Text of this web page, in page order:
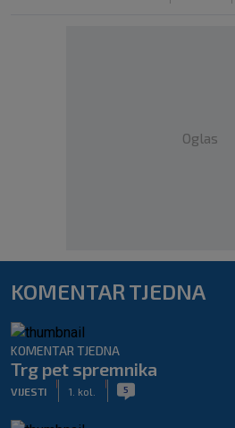
Oglas
KOMENTAR TJEDNA
KOMENTAR TJEDNA
Trg pet spremnika
VIJESTI 1. kol. 5